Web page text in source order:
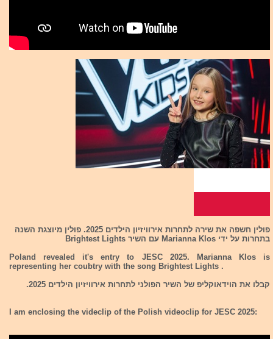
פולין חשפה את שירה לתחרות אירוויזיון הילדים 2025. פולין מיוצגת השנה
בתחרות על ידי Marianna Klos עם השיר Brightest Lights
Poland revealed it's entry to JESC 2025. Marianna Klos is
representing her coubtry with the song Brightest Lights .
קבלו את הוידאוקליפ של השיר הפולני לתחרות אירוויזיון הילדים 2025.
I am enclosing the videclip of the Polish videoclip for JESC 2025: